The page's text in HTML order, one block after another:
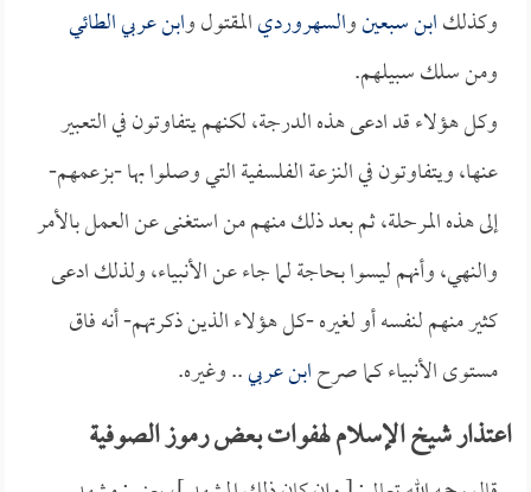
وكذلكابن سبعينوالسهرورديالمقتول وابن عربي الطائي
ومن سلك سبيلهم.
وكل هؤلاء قد ادعى هذه الدرجة، لكنهم يتفاوتون في التعبير
عنها، ويتفاوتون في النزعة الفلسفية التي وصلوا بها -بزعمهم-
إلى هذه المرحلة، ثم بعد ذلك منهم من استغنى عن العمل بالأمر
والنهي، وأنهم ليسوا بحاجة لما جاء عن الأنبياء، ولذلك ادعى
كثير منهم لنفسه أو لغيره -كل هؤلاء الذين ذكرتهم- أنه فاق
مستوى الأنبياء كما صرحابن عربي.. وغيره.
اعتذار شيخ الإسلام لهفوات بعض رموز الصوفية